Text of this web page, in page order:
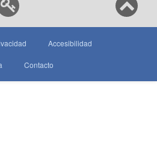
Accesibilidad
Contacto